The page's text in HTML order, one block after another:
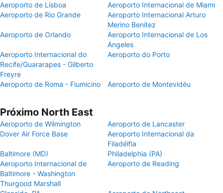
Aeroporto de Lisboa
Aeroporto Internacional de Miami
Aeroporto de Rio Grande
Aeroporto Internacional Arturo
Merino Benítez
Aeroporto de Orlando
Aeroporto Internacional de Los
Angeles
Aeroporto Internacional do
Recife/Guararapes - Gilberto
Freyre
Aeroporto do Porto
Aeroporto de Roma - Fiumicino Aeroporto de Montevidéu
Próximo North East
Aeroporto de Wilmington
Aeroporto de Lancaster
Dover Air Force Base
Aeroporto Internacional da
Filadélfia
Baltimore (MD)
Philadelphia (PA)
Aeroporto Internacional de
Baltimore - Washington
Thurgood Marshall
Aeroporto de Reading